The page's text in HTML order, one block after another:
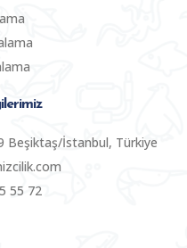
Beşiktaş/İstanbul, Türkiye
55 72